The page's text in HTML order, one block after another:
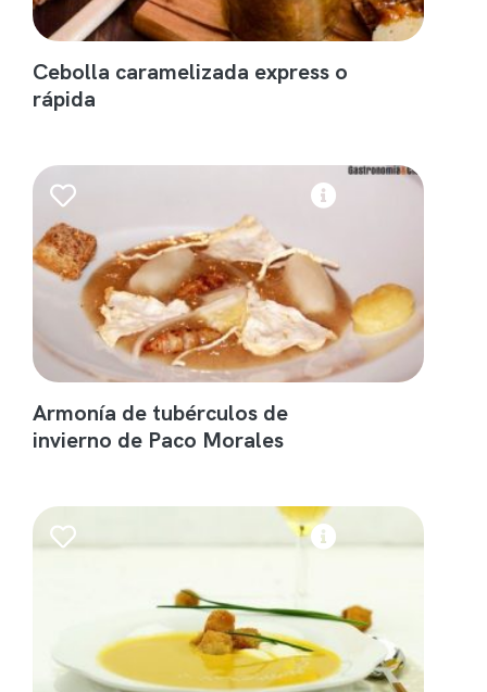
Cebolla caramelizada express o
rápida
Armonía de tubérculos de
invierno de Paco Morales